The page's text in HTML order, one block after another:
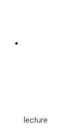
lecture